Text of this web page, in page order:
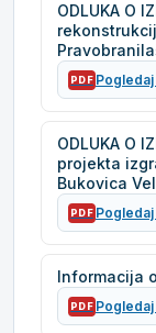
ODLUKA O
PDF Pogledaj
ODLUKA O
projekta
Bukovica
PDF Pogledaj
Informacija
PDF Pogledaj